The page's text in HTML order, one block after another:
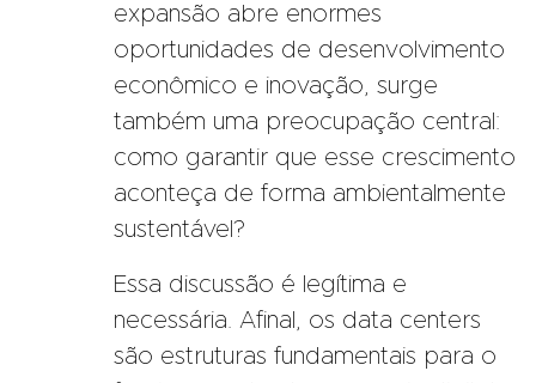
expansão abre enormes
oportunidades de desenvolvimento
econômico e inovação, surge
também uma preocupação central:
como garantir que esse crescimento
aconteça de forma ambientalmente
sustentável?
Essa discussão é legítima e
necessária. Afinal, os data centers
são estruturas fundamentais para o